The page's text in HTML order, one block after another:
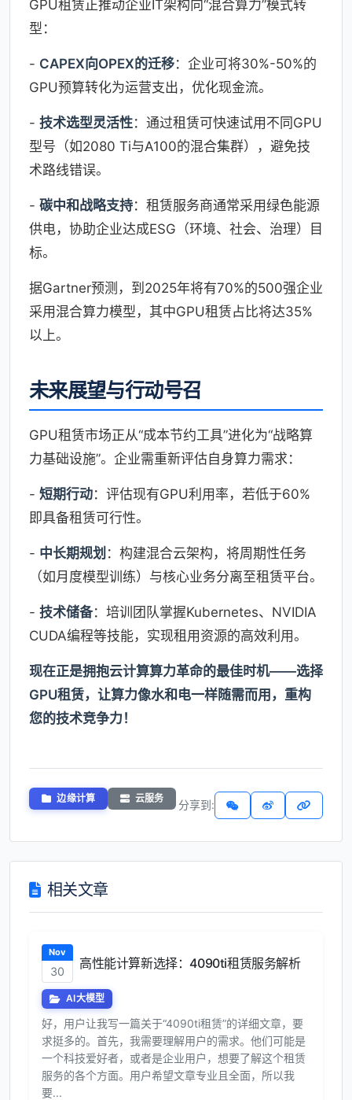
GPU租赁正推动企业IT架构向“混合算力”模式转
型：
- CAPEX向OPEX的迁移：企业可将30%-50%的
GPU预算转化为运营支出，优化现金流。
- 技术选型灵活性：通过租赁可快速试用不同GPU
型号（如2080 Ti与A100的混合集群），避免技
术路线错误。
- 碳中和战略支持：租赁服务商通常采用绿色能源
供电，协助企业达成ESG（环境、社会、治理）目
标。
据Gartner预测，到2025年将有70%的500强企业
采用混合算力模型，其中GPU租赁占比将达35%
以上。
未来展望与行动号召
GPU租赁市场正从“成本节约工具”进化为“战略算
力基础设施”。企业需重新评估自身算力需求：
- 短期行动：评估现有GPU利用率，若低于60%
即具备租赁可行性。
- 中长期规划 ：构建混合云架构，将周期性任务
（如月度模型训练）与核心业务分离至租赁平台。
- 技术储备：培训团队掌握Kubernetes、NVIDIA
CUDA编程等技能，实现租用资源的高效利用。
现在正是拥抱云计算算力革命的最佳时机——选择
GPU租赁，让算力像水和电一样随需而用，重构
您的技术竞争力！
边缘计算 云服务 分享到:
相关文章
Nov
30
高性能计算新选择：4090ti租赁服务解析
AI大模型
好，用户让我写一篇关于“4090ti租赁”的详细文章，要
求挺多的。首先，我需要理解用户的需求。他们可能是
一个科技爱好者，或者是企业用户，想要了解这个租赁
服务的各个方面。用户希望文章专业且全面，所以我
要...